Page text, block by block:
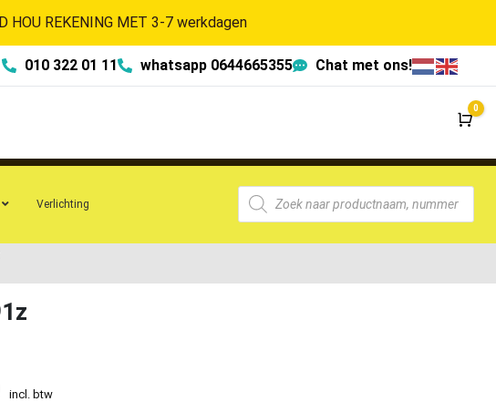
HOU REKENING MET 3-7 werkdagen
010 322 01 11 whatsapp 0644665355 Chat met ons!
0
Verlichting
incl. btw